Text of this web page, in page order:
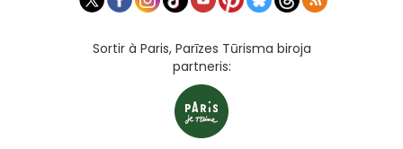
Sortir à Paris, Parīzes Tūrisma biroja
partneris: